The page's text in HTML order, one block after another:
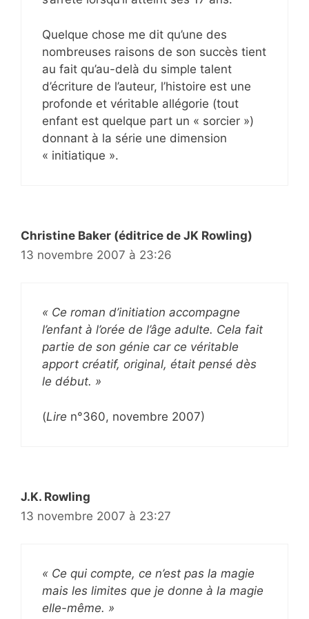
Quelque chose me dit qu’une des
nombreuses raisons de son succès tient
au fait qu’au-delà du simple talent
d’écriture de l’auteur, l’histoire est une
profonde et véritable allégorie (tout
enfant est quelque part un « sorcier »)
donnant à la série une dimension
« initiatique ».
Christine Baker (éditrice de JK Rowling)
13 novembre 2007 à 23:26
« Ce roman d’initiation accompagne
l’enfant à l’orée de l’âge adulte. Cela fait
partie de son génie car ce véritable
apport créatif, original, était pensé dès
le début. »
(Lire n°360, novembre 2007)
J.K. Rowling
13 novembre 2007 à 23:27
« Ce qui compte, ce n’est pas la magie
mais les limites que je donne à la magie
elle-même. »